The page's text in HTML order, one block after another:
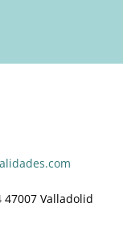
47007 Valladolid